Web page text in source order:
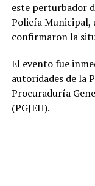
este perturbador
Policía Municipal,
confirmaron la
El evento fue
autoridades de la
Procuraduría
(PGJEH).